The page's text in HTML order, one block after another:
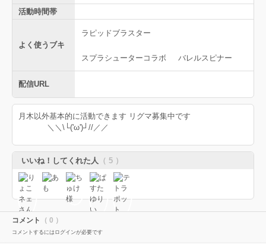
活動時間帯
よく使うブキ
ラピッドブラスター
スプラシューターコラボ バレルスピナー
配信URL
月木以外基本的に活動できます リグマ募集中です
＼＼\└('ω')┘//／／
いいね！してくれた人 （ 5 ）
コメント （ 0 ）
コメントするにはログインが必要です